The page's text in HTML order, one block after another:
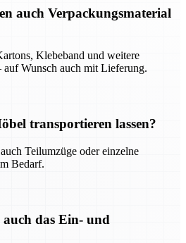
auch Verpackungsmaterial
Klebeband und weitere
Wunsch auch mit Lieferung.
transportieren lassen?
Teilumzüge oder einzelne
Bedarf.
das Ein- und